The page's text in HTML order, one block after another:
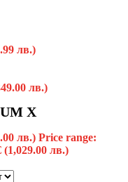
лв.)
лв.)
X
лв.) Price range:
(1,029.00 лв.)